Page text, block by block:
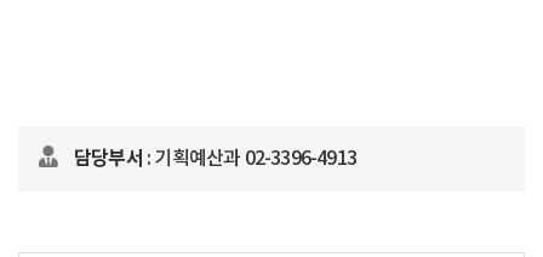
담당부서 : 기획예산과 02-3396-4913